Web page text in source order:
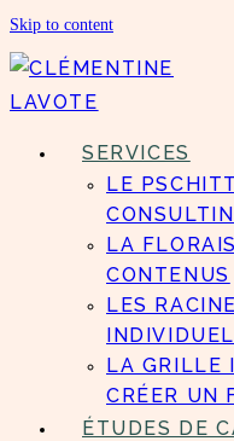
Skip to content
SERVICES
LE
LA
CONTENUS
LES
INDIVIDUEL
LA GRILLE
CRÉER UN
ÉTUDES DE